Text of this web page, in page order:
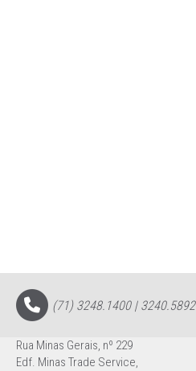
(71) 3248.1400 | 3240.5892
Rua Minas Gerais, nº 229
Edf. Minas Trade Service,